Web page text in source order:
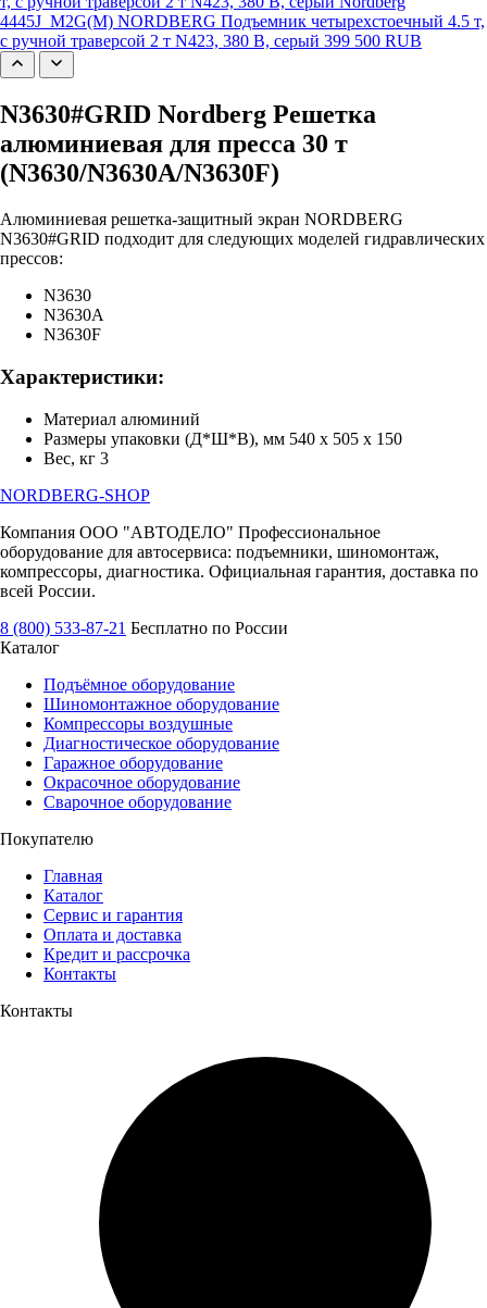
4445J_M2G(M) NORDBERG Подъемник четырехстоечный 4.5 т,
с ручной траверсой 2 т N423, 380 В, серый 399 500 RUB
N3630#GRID Nordberg Решетка
алюминиевая для пресса 30 т
(N3630/N3630A/N3630F)
Алюминиевая решетка-защитный экран NORDBERG
N3630#GRID подходит для следующих моделей гидравлических
прессов:
N3630
N3630A
N3630F
Характеристики:
Материал алюминий
Размеры упаковки (Д*Ш*В), мм 540 x 505 x 150
Вес, кг 3
NORDBERG-SHOP
Компания ООО "АВТОДЕЛО" Профессиональное
оборудование для автосервиса: подъемники, шиномонтаж,
компрессоры, диагностика. Официальная гарантия, доставка по
всей России.
8 (800) 533-87-21 Бесплатно по России
Каталог
Подъёмное оборудование
Шиномонтажное оборудование
Компрессоры воздушные
Диагностическое оборудование
Гаражное оборудование
Окрасочное оборудование
Сварочное оборудование
Покупателю
Главная
Каталог
Сервис и гарантия
Оплата и доставка
Кредит и рассрочка
Контакты
Контакты